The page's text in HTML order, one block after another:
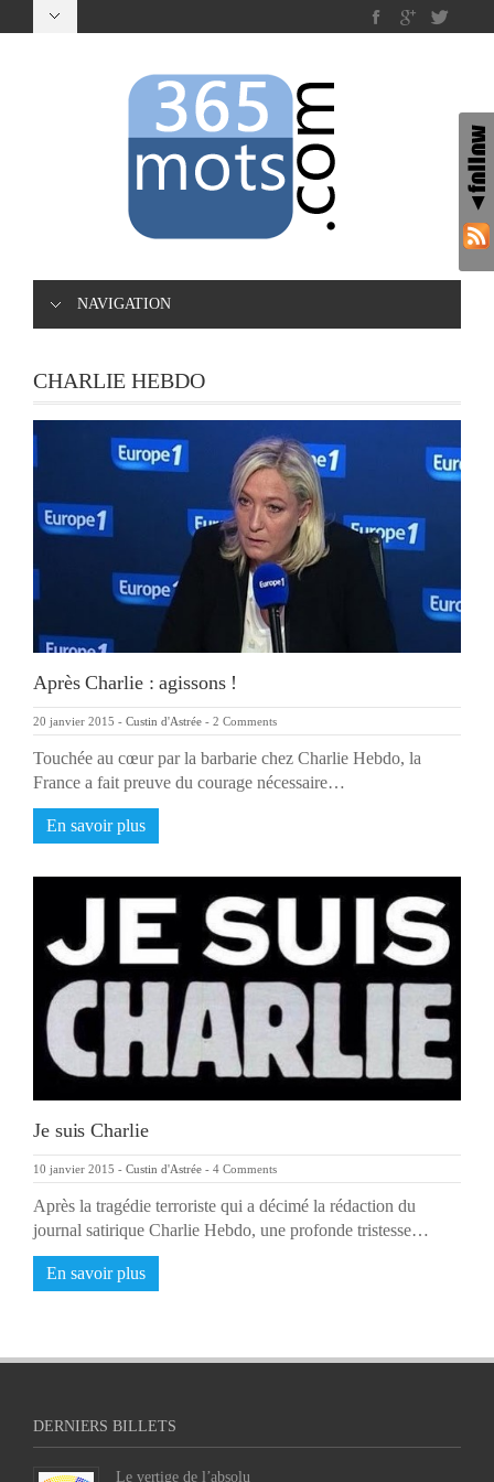
NAVIGATION
CHARLIE HEBDO
Après Charlie : agissons !
20 janvier 2015 - Custin d'Astrée - 2 Comments
Touchée au cœur par la barbarie chez Charlie Hebdo, la
France a fait preuve du courage nécessaire…
En savoir plus
Je suis Charlie
10 janvier 2015 - Custin d'Astrée - 4 Comments
Après la tragédie terroriste qui a décimé la rédaction du
journal satirique Charlie Hebdo, une profonde tristesse…
En savoir plus
DERNIERS BILLETS
Le vertige de l’absolu